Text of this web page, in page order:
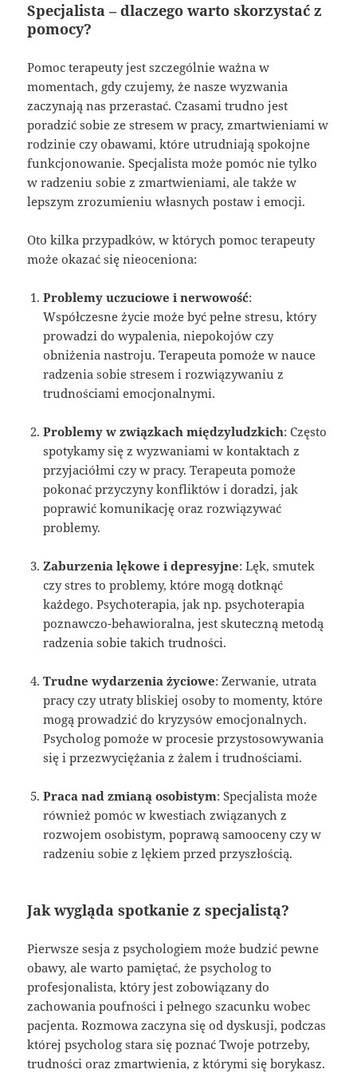
Specjalista – dlaczego warto skorzystać z
pomocy?
Pomoc terapeuty jest szczególnie ważna w
momentach, gdy czujemy, że nasze wyzwania
zaczynają nas przerastać. Czasami trudno jest
poradzić sobie ze stresem w pracy, zmartwieniami w
rodzinie czy obawami, które utrudniają spokojne
funkcjonowanie. Specjalista może pomóc nie tylko
w radzeniu sobie z zmartwieniami, ale także w
lepszym zrozumieniu własnych postaw i emocji.
Oto kilka przypadków, w których pomoc terapeuty
może okazać się nieoceniona:
Problemy uczuciowe i nerwowość:
Współczesne życie może być pełne stresu, który
prowadzi do wypalenia, niepokojów czy
obniżenia nastroju. Terapeuta pomoże w nauce
radzenia sobie stresem i rozwiązywaniu z
trudnościami emocjonalnymi.
Problemy w związkach międzyludzkich: Często
spotykamy się z wyzwaniami w kontaktach z
przyjaciółmi czy w pracy. Terapeuta pomoże
pokonać przyczyny konfliktów i doradzi, jak
poprawić komunikację oraz rozwiązywać
problemy.
Zaburzenia lękowe i depresyjne: Lęk, smutek
czy stres to problemy, które mogą dotknąć
każdego. Psychoterapia, jak np. psychoterapia
poznawczo-behawioralna, jest skuteczną metodą
radzenia sobie takich trudności.
Trudne wydarzenia życiowe: Zerwanie, utrata
pracy czy utraty bliskiej osoby to momenty, które
mogą prowadzić do kryzysów emocjonalnych.
Psycholog pomoże w procesie przystosowywania
się i przezwyciężania z żalem i trudnościami.
Praca nad zmianą osobistym: Specjalista może
również pomóc w kwestiach związanych z
rozwojem osobistym, poprawą samooceny czy w
radzeniu sobie z lękiem przed przyszłością.
Jak wygląda spotkanie z specjalistą?
Pierwsze sesja z psychologiem może budzić pewne
obawy, ale warto pamiętać, że psycholog to
profesjonalista, który jest zobowiązany do
zachowania poufności i pełnego szacunku wobec
pacjenta. Rozmowa zaczyna się od dyskusji, podczas
której psycholog stara się poznać Twoje potrzeby,
trudności oraz zmartwienia, z którymi się borykasz.